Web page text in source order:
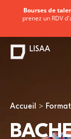
Vous êtes ici
Accueil
Bourses de
prenez un RDV
LISAA